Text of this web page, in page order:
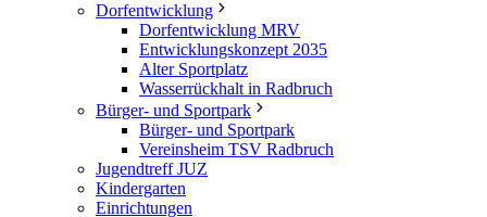
Dorfentwicklung
Dorfentwicklung MRV
Entwicklungskonzept 2035
Alter Sportplatz
Wasserrückhalt in Radbruch
Bürger- und Sportpark
Bürger- und Sportpark
Vereinsheim TSV Radbruch
Jugendtreff JUZ
Kindergarten
Einrichtungen